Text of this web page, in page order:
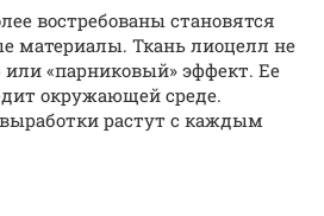
востребованы становятся
материалы. Ткань лиоцелл не
«парниковый» эффект. Ее
окружающей среде.
растут с каждым